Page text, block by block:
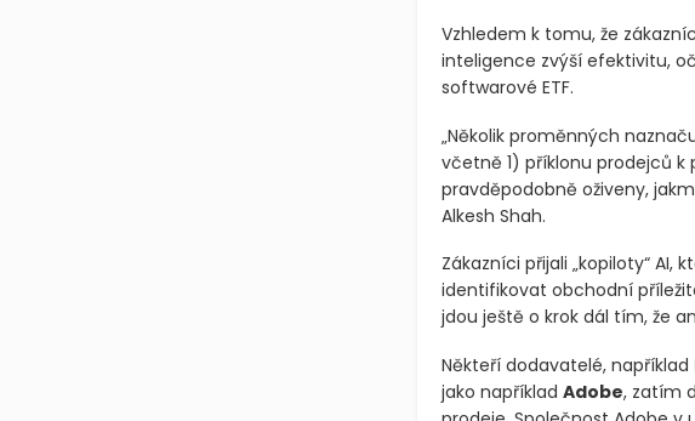
Vzhledem k tomu, že
inteligence zvýší efektivitu,
softwarové ETF.
„Několik proměnných
včetně 1) příklonu prodejců
pravděpodobně oživeny,
Alkesh Shah.
Zákazníci přijali „kopiloty“
identifikovat obchodní
jdou ještě o krok dál tím, že
Někteří dodavatelé, například
jako například Adobe, zatím